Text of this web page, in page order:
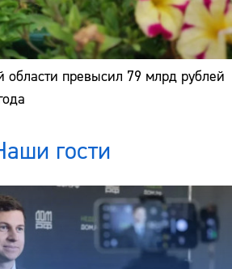
области превысил 79 млрд рублей
гости